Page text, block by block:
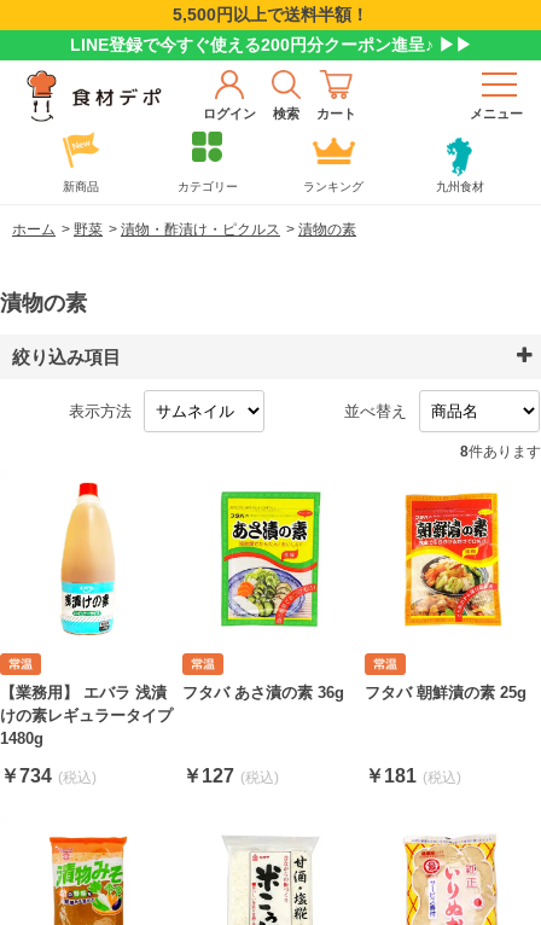
5,500円以上で送料半額！
LINE登録で今すぐ使える200円分クーポン進呈♪ ▶▶
ログイン 検索 カート メニュー
新商品 カテゴリー ランキング 九州食材
ホーム > 野菜 > 漬物・酢漬け・ピクルス > 漬物の素
漬物の素
絞り込み項目
表示方法 並べ替え
8件あります
【業務用】 エバラ 浅漬
けの素レギュラータイプ
1480g
￥734
フタバ あさ漬の素 36g
￥127
フタバ 朝鮮漬の素 25g
￥181